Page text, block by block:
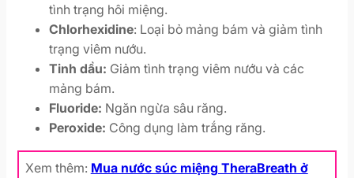
tình trạng hôi miệng.
Chlorhexidine: Loại bỏ mảng bám và giảm tình
trạng viêm nướu.
Tinh dầu: Giảm tình trạng viêm nướu và các
mảng bám.
Fluoride: Ngăn ngừa sâu răng.
Peroxide: Công dụng làm trắng răng.
Xem thêm: Mua nước súc miệng TheraBreath ở